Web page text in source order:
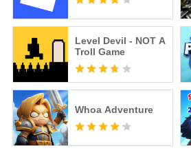
Level Devil - NOT A
Troll Game
Whoa Adventure